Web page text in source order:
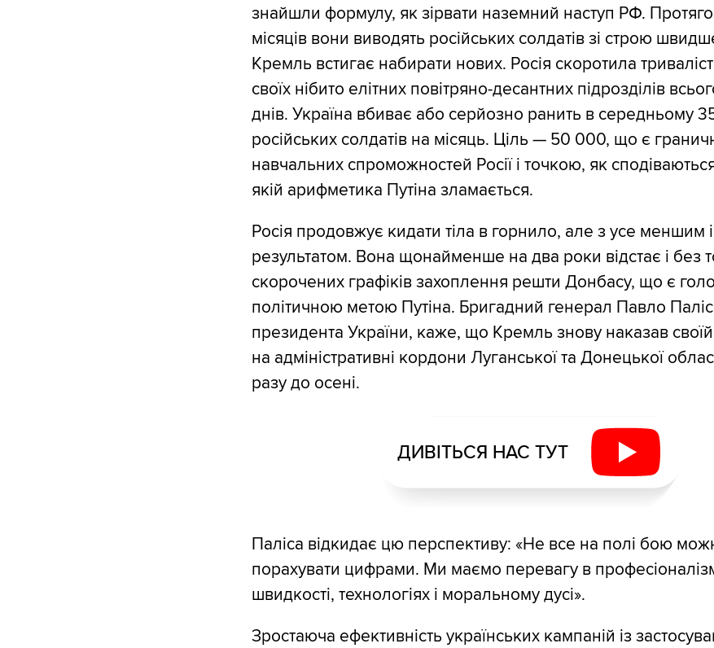
знайшли формулу, як зірвати наземний наступ РФ.
місяців вони виводять російських солдатів зі строю
Кремль встигає набирати нових. Росія скоротила
своїх нібито елітних повітряно-десантних підрозділів
днів. Україна вбиває або серйозно ранить в середньому
російських солдатів на місяць. Ціль — 50 000, що є
навчальних спроможностей Росії і точкою, як
якій арифметика Путіна зламається.
Росія продовжує кидати тіла в горнило, але з усе меншим
результатом. Вона щонайменше на два роки відстає і без
скорочених графіків захоплення решти Донбасу, що є
політичною метою Путіна. Бригадний генерал Павло
президента України, каже, що Кремль знову наказав своїй
на адміністративні кордони Луганської та Донецької
разу до осені.
ДИВІТЬСЯ НАС ТУТ
Паліса відкидає цю перспективу: «Не все на полі бою
порахувати цифрами. Ми маємо перевагу в
швидкості, технологіях і моральному дусі».
Зростаюча ефективність українських кампаній із